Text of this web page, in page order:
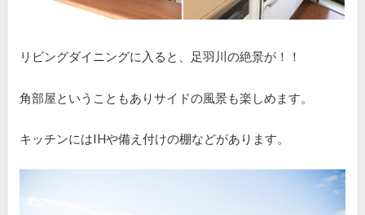
リビングダイニングに入ると、足羽川の絶景が！！
角部屋ということもありサイドの風景も楽しめます。
キッチンにはIHや備え付けの棚などがあります。